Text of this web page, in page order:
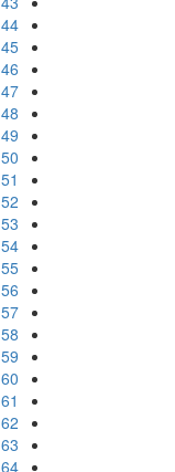
44
45
46
47
48
49
50
51
52
53
54
55
56
57
58
59
60
61
62
63
64